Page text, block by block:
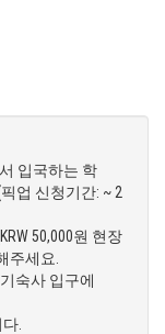
입국하는 학
업 신청기간: ~ 2
50,000원 현장
주세요.
숙사 입구에
.